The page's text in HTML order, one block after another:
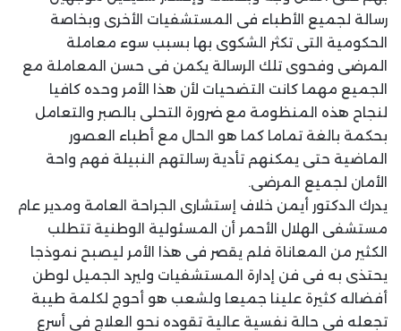
رسالة لجميع الأطباء فى المستشفيات الأخرى وبخاصة
الحكومية التى تكثر الشكوى بها بسبب سوء معاملة
المرضى وفحوى تلك الرسالة يكمن فى حسن المعاملة مع
الجميع مهما كانت التضحيات لأن هذا الأمر وحده كافيا
لنجاح هذه المنظومة مع ضرورة التحلى بالصبر والتعامل
بحكمة بالغة تماما كما هو الحال مع أطباء العصور
الماضية حتى يمكنهم تأدية رسالتهم النبيلة فهم واحة
الأمان لجميع المرضى.
يدرك الدكتور أيمن خلاف إستشارى الجراحة العامة ومدير عام
مستشفى الهلال الأحمر أن المسئولية الوطنية تتطلب
الكثير من المعاناة فلم يقصر فى هذا الأمر ليصبح نموذجا
يحتذى به فى فن إدارة المستشفيات وليرد الجميل لوطن
أفضاله كثيرة علينا جميعا ولشعب هو أحوج لكلمة طيبة
تجعله فى حالة نفسية عالية تقوده نحو العلاج فى أسرع